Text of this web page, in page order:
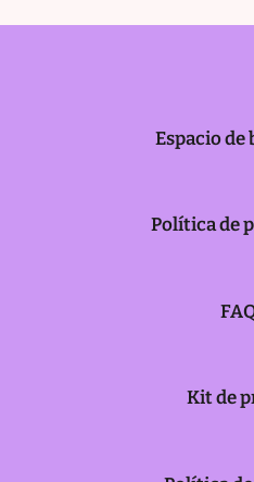
Espacio de
Política de
Kit de